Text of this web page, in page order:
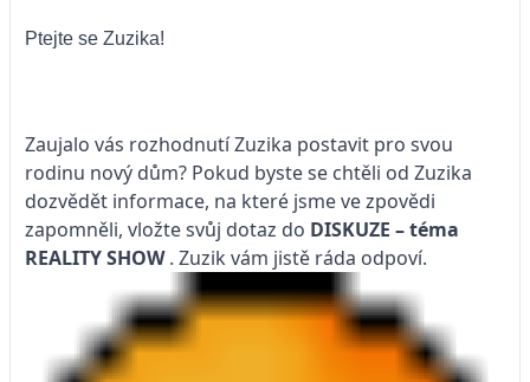
Ptejte se Zuzika!
Zaujalo vás rozhodnutí Zuzika postavit pro svou
rodinu nový dům? Pokud byste se chtěli od Zuzika
dozvědět informace, na které jsme ve zpovědi
zapomněli, vložte svůj dotaz do DISKUZE – téma
REALITY SHOW. Zuzik vám jistě ráda odpoví.